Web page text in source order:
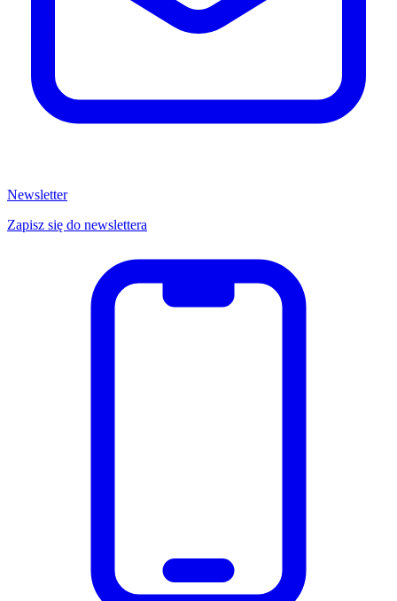
Newsletter
Zapisz się do newslettera